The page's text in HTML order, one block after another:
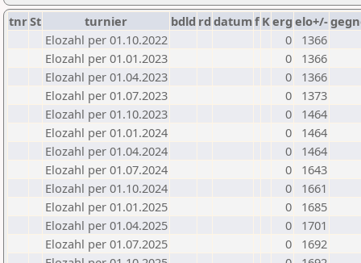
tnrSt turnier bdld rd datumf Kerg elo+/-
Elozahl per 01.10.2022
0
1366
Elozahl per 01.01.2023
0
1366
Elozahl per 01.04.2023
0
1366
Elozahl per 01.07.2023
0
1373
Elozahl per 01.10.2023
0
1464
Elozahl per 01.01.2024
0
1464
Elozahl per 01.04.2024
0
1464
Elozahl per 01.07.2024
0
1643
Elozahl per 01.10.2024
0
1661
Elozahl per 01.01.2025
0
1685
Elozahl per 01.04.2025
0
1701
Elozahl per 01.07.2025
0
1692